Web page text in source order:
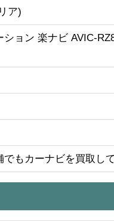
ア)
ョン 楽ナビ AVIC-
もカーナビを買取して